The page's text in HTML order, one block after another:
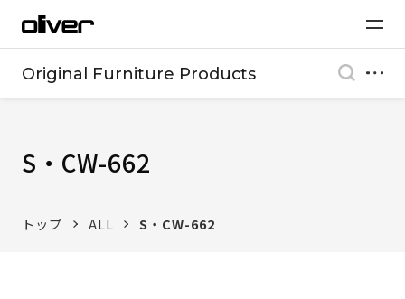
Original Furniture Products
S・CW-662
トップ ALL S・CW-662